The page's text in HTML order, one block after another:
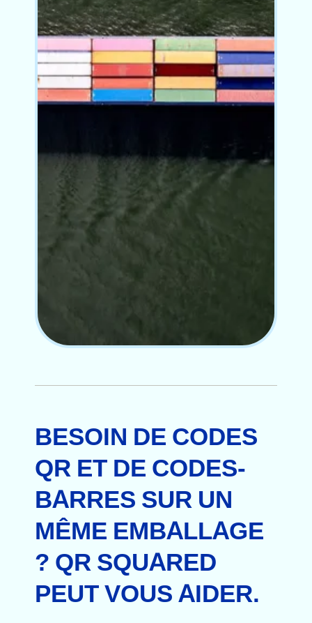
BESOIN DE CODES
QR ET DE CODES-
BARRES SUR UN
MÊME EMBALLAGE
? QR SQUARED
PEUT VOUS AIDER.